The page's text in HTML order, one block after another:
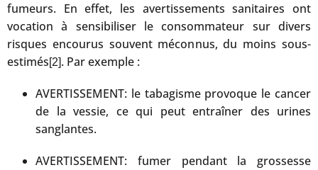
fumeurs. En effet, les avertissements sanitaires ont
vocation à sensibiliser le consommateur sur divers
risques encourus souvent méconnus, du moins sous-
estimés[2]. Par exemple :
AVERTISSEMENT: le tabagisme provoque le cancer
de la vessie, ce qui peut entraîner des urines
sanglantes.
AVERTISSEMENT: fumer pendant la grossesse